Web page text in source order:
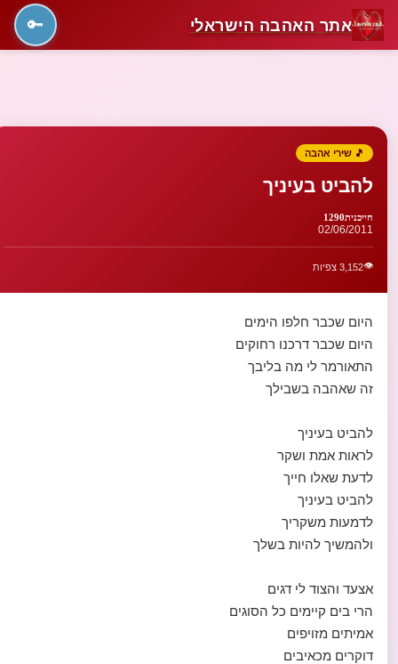
אתר האהבה הישראלי 🔑
🎵 שירי אהבה
להביט בעיניך
חייכנית1290
02/06/2011
👁️3,152 צפיות
היום שכבר חלפו הימים
היום שכבר דרכנו רחוקים
התאורמר לי מה בליבך
זה שאהבה בשבילך
להביט בעיניך
לראות אמת ושקר
לדעת שאלו חייך
להביט בעיניך
לדמעות משקריך
ולהמשיך להיות בשלך
אצעד והצוד לי דגים
הרי בים קיימים כל הסוגים
אמיתים מזויפים
דוקרים מכאיבים